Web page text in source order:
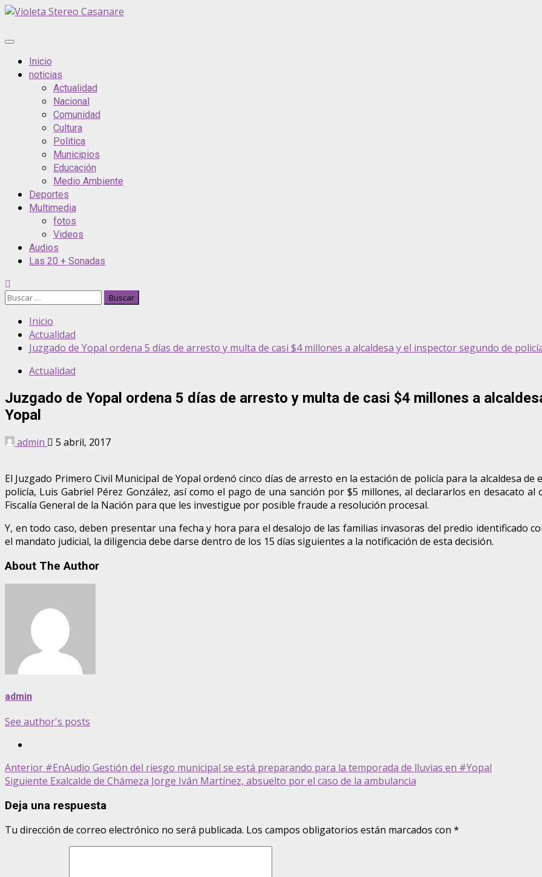
Saltar
contenido
Menú
principalInicio
noticias
Actualidad
Nacional
Comunidad
Cultura
Politica
Municipios
Educación
Medio Ambiente
Deportes
Multimedia
fotos
Videos
Audios
Las 20 + Sonadas
Buscar:
Inicio
Actualidad
Juzgado de Yopal ordena 5 días de arresto y multa de casi $4 millones a alcaldesa y el inspector segundo de
Actualidad
Juzgado de Yopal ordena 5 días de arresto y multa de casi $4 millones a
Yopal
admin 5 abril, 2017
El Juzgado Primero Civil Municipal de Yopal ordenó cinco días de arresto en la estación de policía para la alcaldesa
policía, Luis Gabriel Pérez González, así como el pago de una sanción por $5 millones, al declararlos en desacato
Fiscalía General de la Nación para que les investigue por posible fraude a resolución procesal.
Y, en todo caso, deben presentar una fecha y hora para el desalojo de las familias invasoras del predio identificado
el mandato judicial, la diligencia debe darse dentro de los 15 días siguientes a la notificación de esta decisión.
About The Author
admin
See author's posts
Post
navigation
Anterior #EnAudio Gestión del riesgo municipal se está preparando para la temporada de lluvias en #Yopal
Siguiente Exalcalde de Chámeza Jorge Iván Martínez, absuelto por el caso de la ambulancia
Deja una respuesta
Tu dirección de correo electrónico no será publicada. Los campos obligatorios están marcados con *